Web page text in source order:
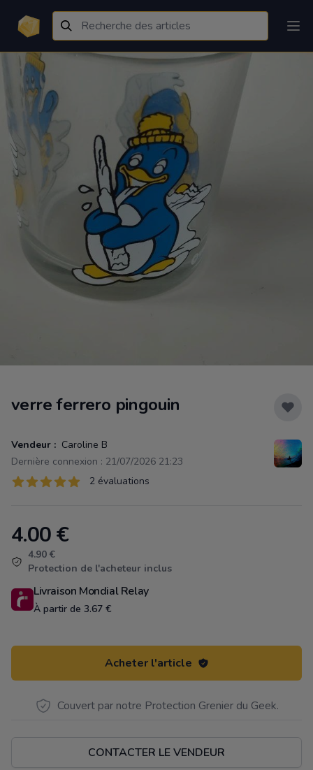
verre ferrero pingouin
Vendeur : Caroline B
Dernière connexion : 21/07/2026 21:23
Évaluations
2 sur 5 étoiles 2 évaluations
Product information
4.00€
4.90 €
Protection de l'acheteur inclus
Livraison Mondial Relay
À partir de 3.67 €
Acheter l'article
Couvert par notre Protection Grenier du Geek.
CONTACTER LE VENDEUR